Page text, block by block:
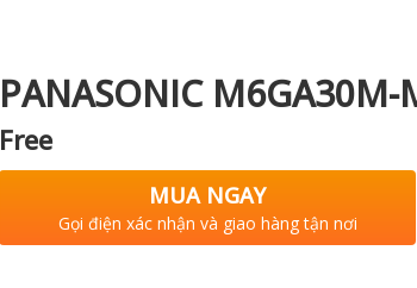
PANASONIC M6GA30M-
Free
MUA NGAY
Gọi điện xác nhận và giao hàng tận nơi